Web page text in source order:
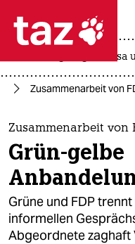
 taz
themen
politik
öko
gesellschaft
usa
Zusammenarbeit von
Zusammenarbeit von
Grün-gelbe
Grüne und FDP
informellen
Abgeordnete zaghaft